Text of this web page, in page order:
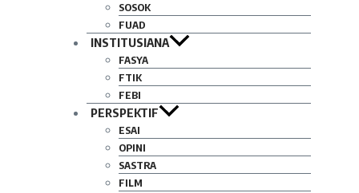
SOSOK
FUAD
INSTITUSIANA
FASYA
FTIK
FEBI
PERSPEKTIF
ESAI
OPINI
SASTRA
FILM